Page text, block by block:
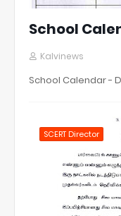
School
Kalvinews
School Calendar -
SCERT Director